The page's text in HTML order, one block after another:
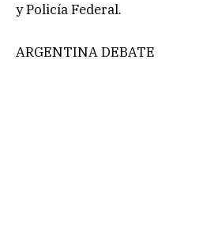
y Policía Federal.
ARGENTINA DEBATE